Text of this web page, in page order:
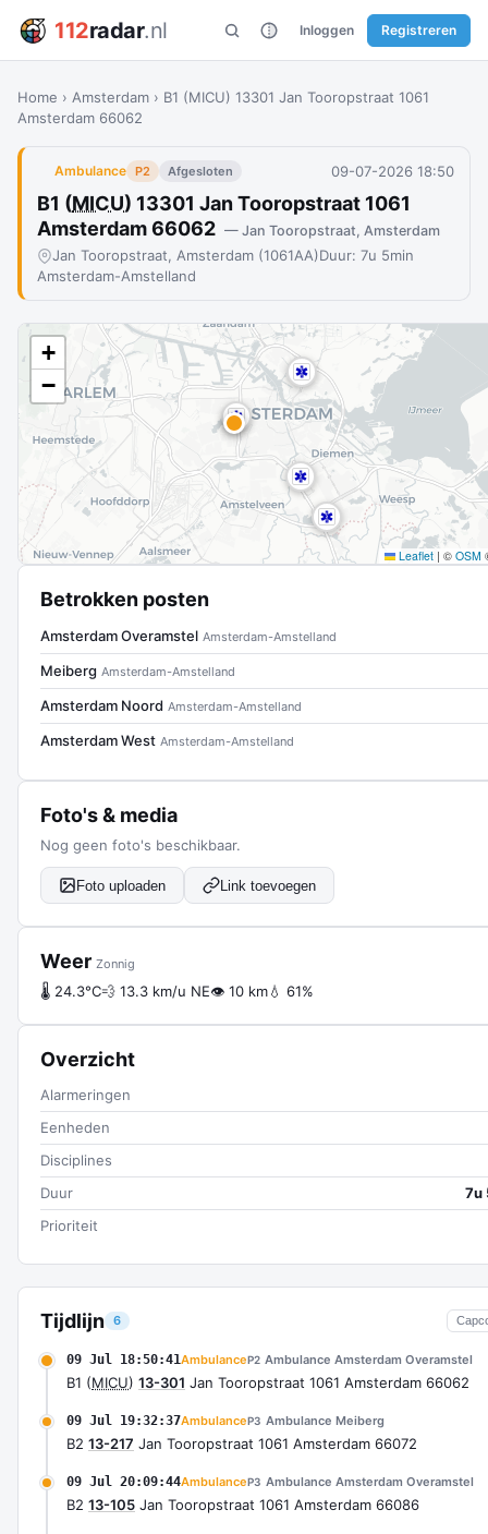
112radar.nl Inloggen Registreren
Home › Amsterdam › B1 (MICU) 13301 Jan Tooropstraat 1061
Amsterdam 66062
Ambulance P2 Afgesloten 09-07-2026 18:50
B1 (MICU) 13301 Jan Tooropstraat 1061
Amsterdam 66062 — Jan Tooropstraat, Amsterdam
Jan Tooropstraat, Amsterdam (1061AA)Duur: 7u 5min
Amsterdam-Amstelland
Tijdlijn 6
09 Jul 18:50:41AmbulanceP2 Ambulance Amsterdam Overamstel
B1 (MICU) 13-301 Jan Tooropstraat 1061 Amsterdam 66062
09 Jul 19:32:37AmbulanceP3 Ambulance Meiberg
B2 13-217 Jan Tooropstraat 1061 Amsterdam 66072
09 Jul 20:09:44AmbulanceP3 Ambulance Amsterdam Overamstel
B2 13-105 Jan Tooropstraat 1061 Amsterdam 66086
+
−
Leaflet | © OSM
Betrokken posten
Amsterdam Overamstel Amsterdam-Amstelland
Meiberg Amsterdam-Amstelland
Amsterdam Noord Amsterdam-Amstelland
Amsterdam West Amsterdam-Amstelland
Foto's & media
Nog geen foto's beschikbaar.
Foto uploaden Link toevoegen
Weer Zonnig
🌡 24.3°C💨 13.3 km/u NE👁 10 km💧 61%
Overzicht
Alarmeringen
Eenheden
Disciplines
Duur
7u
Prioriteit